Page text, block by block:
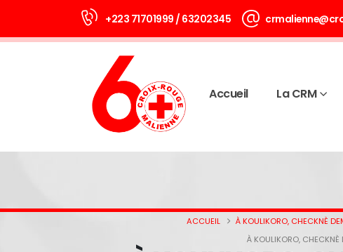
+223 71701999 / 63202345
Accueil La CRM
ACCUEIL À KOULIKORO, CHECKNÈ
À KOULIKORO, CHECKNÈ